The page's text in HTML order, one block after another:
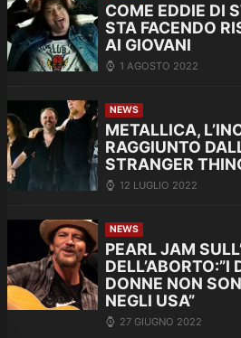
COME EDDIE DI
STA FACENDO
AI GIOVANI
1 AGOSTO 2022
NEWS
METALLICA,
RAGGIUNTO
STRANGER
12 LUGLIO 2022
NEWS
PEARL JAM
DELL’ABORTO:”I
DONNE NON
NEGLI USA”
27 GIUGNO 2022